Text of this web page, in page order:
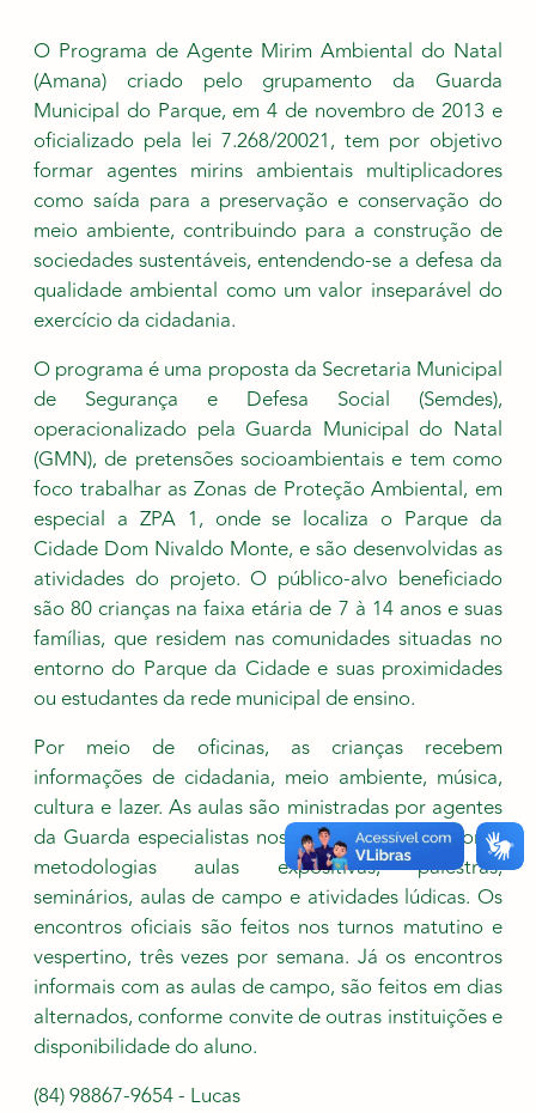
O Programa de Agente Mirim Ambiental do Natal
(Amana) criado pelo grupamento da Guarda
Municipal do Parque, em 4 de novembro de 2013 e
oficializado pela lei 7.268/20021, tem por objetivo
formar agentes mirins ambientais multiplicadores
como saída para a preservação e conservação do
meio ambiente, contribuindo para a construção de
sociedades sustentáveis, entendendo-se a defesa da
qualidade ambiental como um valor inseparável do
exercício da cidadania.
O programa é uma proposta da Secretaria Municipal
de Segurança e Defesa Social (Semdes),
operacionalizado pela Guarda Municipal do Natal
(GMN), de pretensões socioambientais e tem como
foco trabalhar as Zonas de Proteção Ambiental, em
especial a ZPA 1, onde se localiza o Parque da
Cidade Dom Nivaldo Monte, e são desenvolvidas as
atividades do projeto. O público-alvo beneficiado
são 80 crianças na faixa etária de 7 à 14 anos e suas
famílias, que residem nas comunidades situadas no
entorno do Parque da Cidade e suas proximidades
ou estudantes da rede municipal de ensino.
Por meio de oficinas, as crianças recebem
informações de cidadania, meio ambiente, música,
cultura e lazer. As aulas são ministradas por agentes
da Guarda especialistas nos temas, utilizando como
metodologias aulas expositivas, palestras,
seminários, aulas de campo e atividades lúdicas. Os
encontros oficiais são feitos nos turnos matutino e
vespertino, três vezes por semana. Já os encontros
informais com as aulas de campo, são feitos em dias
alternados, conforme convite de outras instituições e
disponibilidade do aluno.
(84) 98867-9654 - Lucas